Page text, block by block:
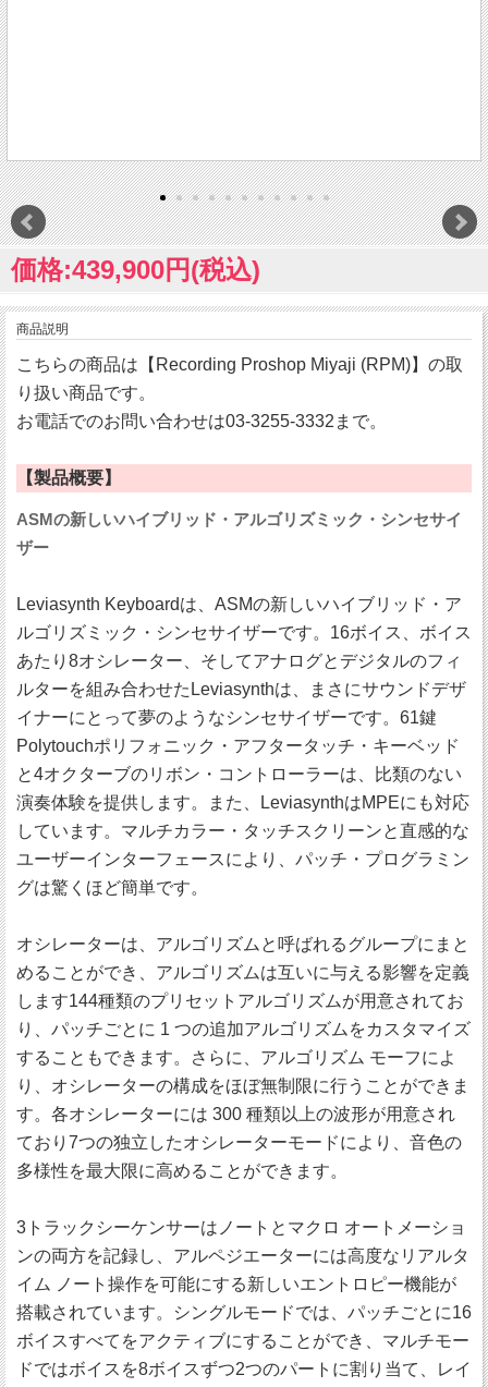
価格:439,900円(税込)
商品説明
こちらの商品は【Recording Proshop Miyaji (RPM)】の取
り扱い商品です。
お電話でのお問い合わせは03-3255-3332まで。
【製品概要】
ASMの新しいハイブリッド・アルゴリズミック・シンセサイ
ザー
Leviasynth Keyboardは、ASMの新しいハイブリッド・ア
ルゴリズミック・シンセサイザーです。16ボイス、ボイス
あたり8オシレーター、そしてアナログとデジタルのフィ
ルターを組み合わせたLeviasynthは、まさにサウンドデザ
イナーにとって夢のようなシンセサイザーです。61鍵
Polytouchポリフォニック・アフタータッチ・キーベッド
と4オクターブのリボン・コントローラーは、比類のない
演奏体験を提供します。また、LeviasynthはMPEにも対応
しています。マルチカラー・タッチスクリーンと直感的な
ユーザーインターフェースにより、パッチ・プログラミン
グは驚くほど簡単です。
オシレーターは、アルゴリズムと呼ばれるグループにまと
めることができ、アルゴリズムは互いに与える影響を定義
します144種類のプリセットアルゴリズムが用意されてお
り、パッチごとに 1 つの追加アルゴリズムをカスタマイズ
することもできます。さらに、アルゴリズム モーフによ
り、オシレーターの構成をほぼ無制限に行うことができま
す。各オシレーターには 300 種類以上の波形が用意され
ており7つの独立したオシレーターモードにより、音色の
多様性を最大限に高めることができます。
3トラックシーケンサーはノートとマクロ オートメーショ
ンの両方を記録し、アルペジエーターには高度なリアルタ
イム ノート操作を可能にする新しいエントロピー機能が
搭載されています。シングルモードでは、パッチごとに16
ボイスすべてをアクティブにすることができ、マルチモー
ドではボイスを8ボイスずつ2つのパートに割り当て、レイ